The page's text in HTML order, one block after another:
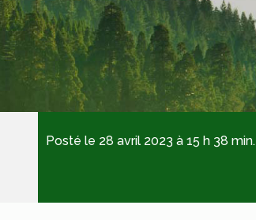
Posté le 28 avril 2023 à 15 h 38 min.